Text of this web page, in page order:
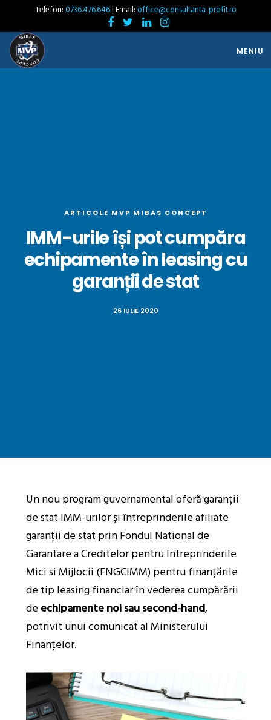
Telefon:0736.476.646| Email: office@consultanta-profit.ro
MENIU
ARTICOLE MVP MIBAS CONCEPT
IMM-urile își pot cumpăra
echipamente în leasing cu
garanții de stat
26 IULIE 2020
Un nou program guvernamental oferă garanții
de stat IMM-urilor și întreprinderile afiliate
garanții de stat prin Fondul National de
Garantare a Creditelor pentru Intreprinderile
Mici si Mijlocii (FNGCIMM) pentru finanțările
de tip leasing financiar în vederea cumpărării
deechipamente noi sau second-hand,
potrivit unui comunicat al Ministerului
Finanțelor.